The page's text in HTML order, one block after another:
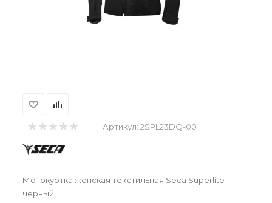
Артикул: 2SPL23DQ-00
Мотокуртка женская текстильная Seca Superlite
черный